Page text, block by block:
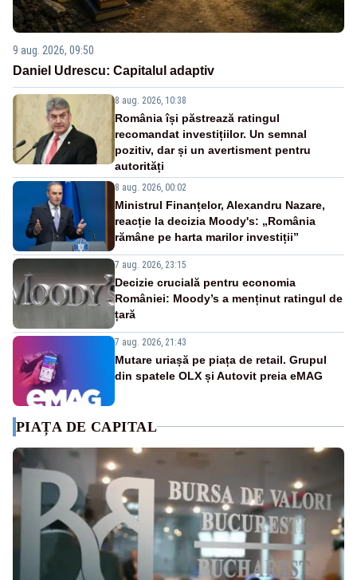
9 aug. 2026, 09:50
Daniel Udrescu: Capitalul adaptiv
8 aug. 2026, 10:38
România își păstrează ratingul
recomandat investițiilor. Un semnal
pozitiv, dar și un avertisment pentru
autorități
8 aug. 2026, 00:02
Ministrul Finanțelor, Alexandru Nazare,
reacție la decizia Moody's: „România
rămâne pe harta marilor investiții”
7 aug. 2026, 23:15
Decizie crucială pentru economia
României: Moody’s a menținut ratingul de
țară
7 aug. 2026, 21:43
Mutare uriașă pe piața de retail. Grupul
din spatele OLX și Autovit preia eMAG
PIAȚA DE CAPITAL